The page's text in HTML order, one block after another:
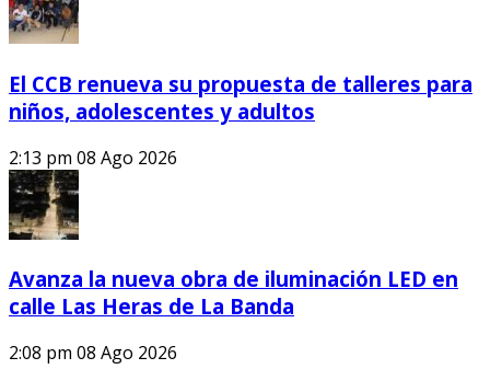
El CCB renueva su propuesta de talleres para
niños, adolescentes y adultos
2:13 pm 08 Ago 2026
Avanza la nueva obra de iluminación LED en
calle Las Heras de La Banda
2:08 pm 08 Ago 2026